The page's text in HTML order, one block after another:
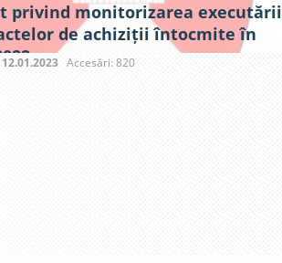
privind monitorizarea executării
de achiziții întocmite în
12.01.2023 Accesări: 820